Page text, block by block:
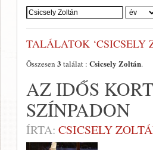
Szerző:
TALÁLATOK ‘CSICSELY
Összesen 3 találat : Csicsely Zoltán.
AZ IDŐS
SZÍNPADON
ÍRTA: CSICSELY